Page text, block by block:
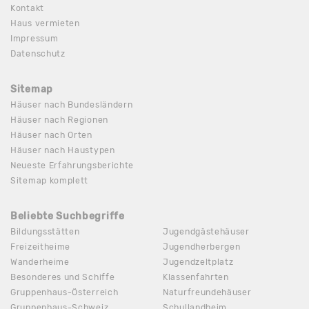
Kontakt
Haus vermieten
Impressum
Datenschutz
Sitemap
Häuser nach Bundesländern
Häuser nach Regionen
Häuser nach Orten
Häuser nach Haustypen
Neueste Erfahrungsberichte
Sitemap komplett
Beliebte Suchbegriffe
Bildungsstätten
Freizeitheime
Wanderheime
Besonderes und Schiffe
Gruppenhaus-Österreich
Jugendgästehäuser
Jugendherbergen
Jugendzeltplatz
Klassenfahrten
Naturfreundehäuser